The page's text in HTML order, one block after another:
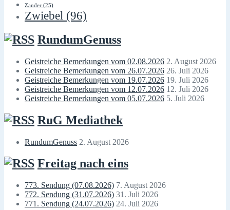
Zander (25)
Zwiebel (96)
RundumGenuss
Geistreiche Bemerkungen vom 02.08.2026 2. August 2026
Geistreiche Bemerkungen vom 26.07.2026 26. Juli 2026
Geistreiche Bemerkungen vom 19.07.2026 19. Juli 2026
Geistreiche Bemerkungen vom 12.07.2026 12. Juli 2026
Geistreiche Bemerkungen vom 05.07.2026 5. Juli 2026
RuG Mediathek
RundumGenuss 2. August 2026
Freitag nach eins
773. Sendung (07.08.2026) 7. August 2026
772. Sendung (31.07.2026) 31. Juli 2026
771. Sendung (24.07.2026) 24. Juli 2026